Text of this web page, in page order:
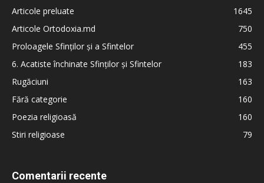
Articole preluate
1645
Articole Ortodoxia.md
750
Proloagele Sfinților și a Sfintelor
455
6. Acatiste închinate Sfinților și Sfintelor
183
Rugăciuni
163
Fără categorie
160
Poezia religioasă
160
Stiri religioase
79
Comentarii recente